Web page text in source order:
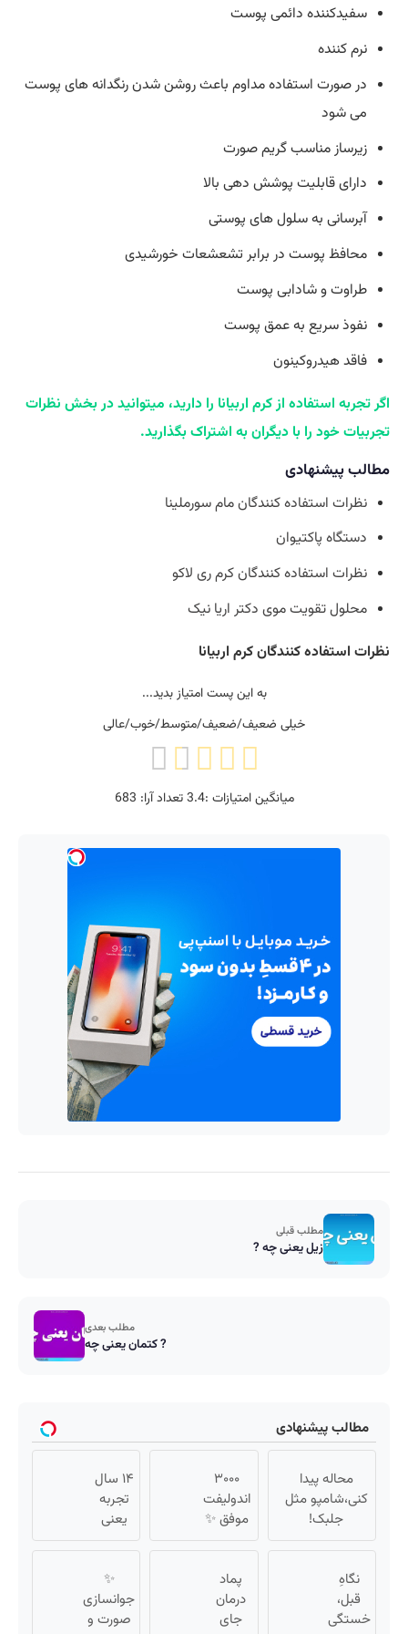
سفیدکننده دائمی پوست
نرم کننده
در صورت استفاده مداوم باعث روشن شدن رنگدانه های پوست
می شود
زیرساز مناسب گریم صورت
دارای قابلیت پوشش دهی بالا
آبرسانی به سلول های پوستی
محافظ پوست در برابر تشعشعات خورشیدی
طراوت و شادابی پوست
نفوذ سریع به عمق پوست
فاقد هیدروکینون
اگر تجربه استفاده از کرم اربیانا را دارید، میتوانید در بخش نظرات
تجربیات خود را با دیگران به اشتراک بگذارید.
مطالب پیشنهادی
نظرات استفاده کنندگان مام سورملینا
دستگاه پاکتیوان
نظرات استفاده کنندگان کرم ری لاکو
محلول تقویت موی دکتر اریا نیک
نظرات استفاده کنندگان کرم اربیانا
به این پست امتیاز بدید...
خیلی ضعیف/ضعیف/متوسط/خوب/عالی
میانگین امتیازات :3.4تعداد آرا: 683
مطلب قبلی
زیل یعنی چه ?
مطلب بعدی
کتمان یعنی چه ?
مطالب پیشنهادی
محاله پیدا
کنی،شامپو مثل
جلبک!
ضدریزش+رویش
۳۰۰۰
اندولیفت
موفق ✨
تجربه
با دکتر
مولایی‌فر
۱۴ سال
تجربه
یعنی
نتیجه‌ای
دور هم
طبیعی
به‌نظر
نگاهِ
قبل،
خستگی
پماد
درمان
جای
✨
جوانسازی
صورت و